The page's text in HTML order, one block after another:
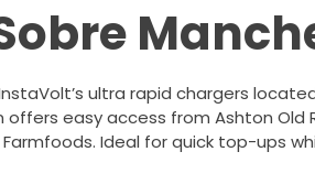
ultra rapid chargers
easy access from Ashton Old
Ideal for quick top-ups